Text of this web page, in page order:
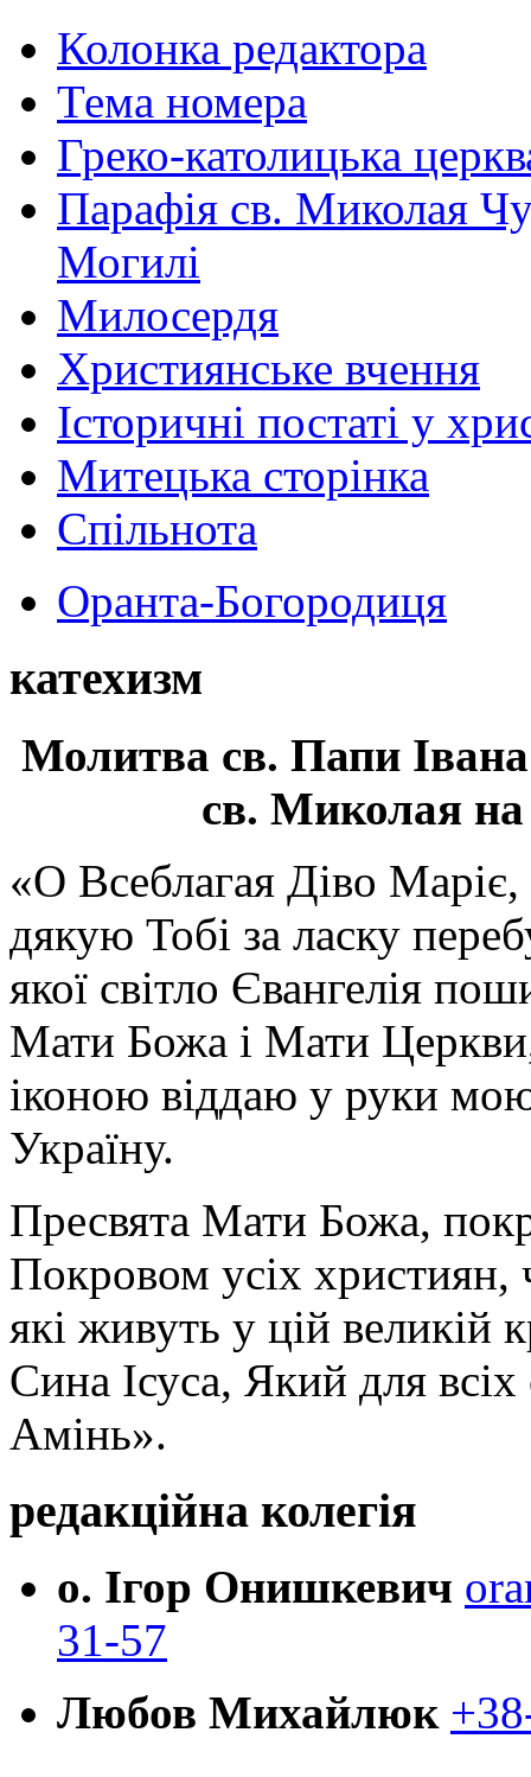
Колонка редактора
Тема номера
Греко-католицька
Парафія св. Миколая
Могилі
Милосердя
Християнське вчення
Історичні постаті у
Митецька сторінка
Спільнота
Оранта-Богородиця
катехизм
Молитва св. Папи
св. Миколая на
«О Всеблагая Діво
дякую Тобі за ласку
якої світло Євангелія
Мати Божа і Мати
іконою віддаю у руки
Україну.
Пресвята Мати Божа,
Покровом усіх християн,
які живуть у цій великій
Сина Ісуса, Який для
Амінь».
редакційна колегія
о. Ігор Онишкевич
31-57
Любов Михайлюк